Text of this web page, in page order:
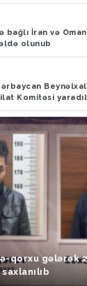
bağlı İran və
olunub
Komitəsi
qorxu gələrək